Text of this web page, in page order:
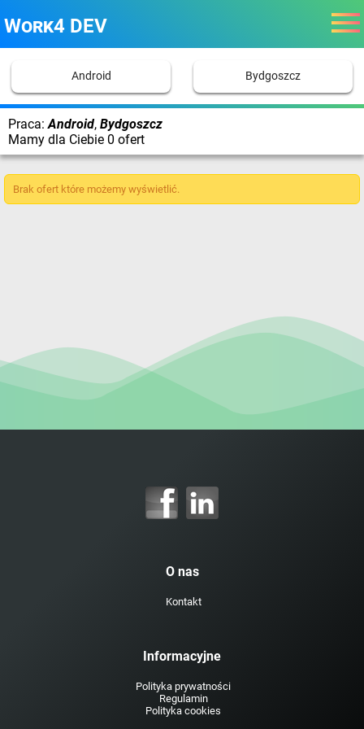
Work4 DEV
Android Bydgoszcz
Praca: Android, Bydgoszcz
Mamy dla Ciebie 0 ofert
Brak ofert które możemy wyświetlić.
O nas
Kontakt
Informacyjne
Polityka prywatności
Regulamin
Polityka cookies